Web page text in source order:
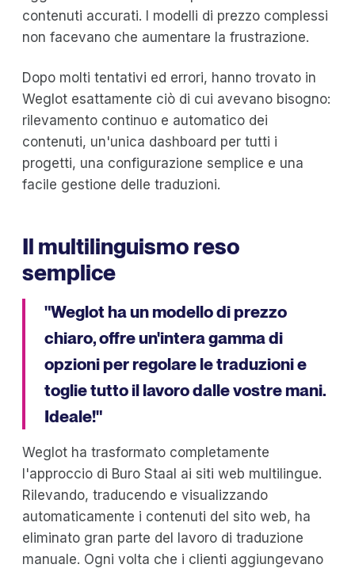
contenuti accurati. I modelli di prezzo complessi
non facevano che aumentare la frustrazione.
Dopo molti tentativi ed errori, hanno trovato in
Weglot esattamente ciò di cui avevano bisogno:
rilevamento continuo e automatico dei
contenuti, un'unica dashboard per tutti i
progetti, una configurazione semplice e una
facile gestione delle traduzioni.
Il multilinguismo reso
semplice
"Weglot ha un modello di prezzo
chiaro, offre un'intera gamma di
opzioni per regolare le traduzioni e
toglie tutto il lavoro dalle vostre mani.
Ideale!"
Weglot ha trasformato completamente
l'approccio di Buro Staal ai siti web multilingue.
Rilevando, traducendo e visualizzando
automaticamente i contenuti del sito web, ha
eliminato gran parte del lavoro di traduzione
manuale. Ogni volta che i clienti aggiungevano